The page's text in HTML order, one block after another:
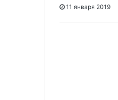
11 января 2019